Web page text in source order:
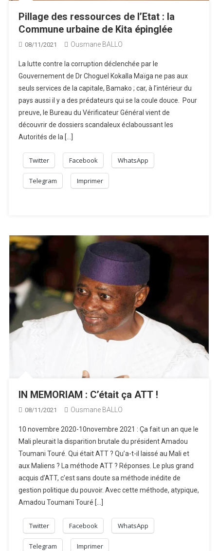
Pillage des ressources de l’Etat : la
Commune urbaine de Kita épinglée
08/11/2021 Ousmane BALLO
La lutte contre la corruption déclenchée par le
Gouvernement de Dr Choguel Kokalla Maïga ne pas aux
seuls services de la capitale, Bamako ; car, à l’intérieur du
pays aussi il y a des prédateurs qui se la coule douce. Pour
preuve, le Bureau du Vérificateur Général vient de
découvrir de dossiers scandaleux éclaboussant les
Autorités de la […]
Twitter Facebook WhatsApp
Telegram Imprimer
IN MEMORIAM : C’était ça ATT !
08/11/2021 Ousmane BALLO
10 novembre 2020-10novembre 2021 : Ça fait un an que le
Mali pleurait la disparition brutale du président Amadou
Toumani Touré. Qui était ATT ? Qu’a-t-il laissé au Mali et
aux Maliens ? La méthode ATT ? Réponses. Le plus grand
acquis d’ATT, c’est sans doute sa méthode inédite de
gestion politique du pouvoir. Avec cette méthode, atypique,
Amadou Toumani Touré […]
Twitter Facebook WhatsApp
Telegram Imprimer